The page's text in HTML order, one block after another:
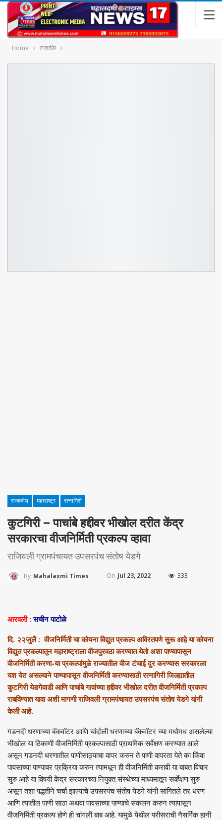
Home राजकीय
राजकीय महाराष्ट्र रत्नागिरी
कुटगिरी – पाचांबे हद्दीवर भीखोल दरीत केंद्र
सरकारचा वीजनिर्मिती प्रकल्प व्हावा
राजिवली ग्रामपंचायत उपसरपंच संतोष येडगे
By Mahalaxmi Times On Jul 23, 2022 333
आरवली:सचीन पाटोळे
दि. २२जुलै : वीजनिर्मिती चा कोयना विद्युत प्रकल्प अविरतपणे सुरू आहे या कोयना
विद्युत प्रकल्पातून महाराष्ट्राला वीजपुरवठा करण्यात येतो अशा पाण्यापासून
वीजनिर्मिती करणा-या प्रकल्पांमुळे राज्यातील वीज टंचाई दुर करण्यास सरकारला
यश येत असल्याने पाण्यापासून वीजनिर्मिती करण्यासाठी रत्नागिरी जिल्ह्यातील
कुटगिरी येडगेवाडी आणि पाचांबे गावांच्या हद्दीवर भीखोल दरीत वीजनिर्मिती प्रकल्प
राबविण्यात यावा अशी मागणी राजिवली ग्रामपंचायत उपसरपंच संतोष येडगे यांनी
केली आहे.
गडनदी धरणाच्या बॅकवॉटर आणि चांदोली धरणाच्या बॅकवॉटर च्या मधोमध असलेल्या
भीखोल या ठिकाणी वीजनिर्मिती प्रकल्पासाठी प्राथमिक सर्वेक्षण करण्यात आले
असून गडनदी धरणातील पाणीसाठ्याचा वापर करुन ते पाणी वापरता येते का किंवा
पावसाच्या पाण्यावर प्रक्रिया करुन त्यामधून ही वीजनिर्मिती करावी या बाबत विचार
सुरु आहे या विषयी केंद्र सरकारच्या नियुक्त संस्थेच्या माध्यमातून सर्व्हेक्षण सुरु
असून तशा पद्धतीने चर्चा झाल्याचे उपसरपंच संतोष येडगे यांनी सांगितले तर धरण
आणि त्यातील पाणी साठा अथवा पावसाच्या पाण्याचे संकलन करुन त्यापासून
वीजनिर्मिती प्रकल्प होणे ही चांगली बाब आहे. यामुळे येथील परीसराची नैसर्गिक हानी